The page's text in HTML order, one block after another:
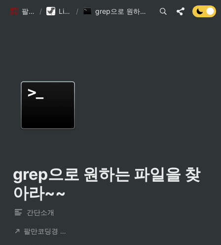
팔만코딩경 / Library DB / grep으로 원하는 파일을 찾아라~~
grep으로 원하는 파일을 찾
아라~~
간단소개
팔만코딩경 컨트리뷰터